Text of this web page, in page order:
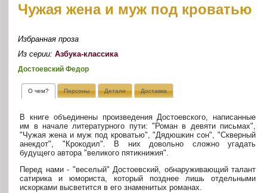
Чужая жена и муж под кроватью
Избранная проза
Из серии:Азбука-классика
Достоевский Федор
О чем? Персоны Детали Доставка
В книге объединены произведения Достоевского, написанные
им в начале литературного пути: "Роман в девяти письмах",
"Чужая жена и муж под кроватью", "Дядюшкин сон", "Скверный
анекдот", "Крокодил". В них довольно сложно угадать
будущего автора "великого пятикнижия".
Перед нами - "веселый" Достоевский, обнаруживающий талант
сатирика и юмориста, который позднее лишь отдельными
искорками высветится в его знаменитых романах.